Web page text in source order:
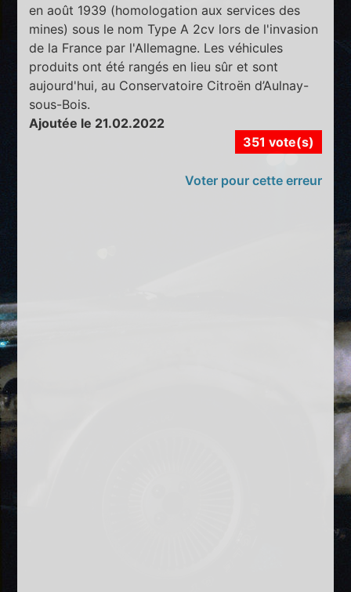
en août 1939 (homologation aux services des
mines) sous le nom Type A 2cv lors de l'invasion
de la France par l'Allemagne. Les véhicules
produits ont été rangés en lieu sûr et sont
aujourd'hui, au Conservatoire Citroën d’Aulnay-
sous-Bois.
Ajoutée le 21.02.2022
351 vote(s)
Voter pour cette erreur